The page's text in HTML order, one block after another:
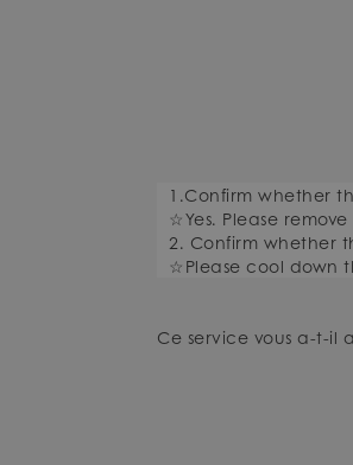
1.Confirm whether
☆Yes. Please
2. Confirm whether
☆Please cool down
Ce service vous a-t-il